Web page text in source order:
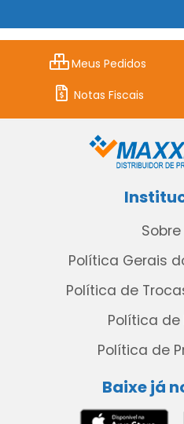
Meus Pedidos
Notas Fiscais
Política Gerais
Política de
Política de
Política de
Baixe já